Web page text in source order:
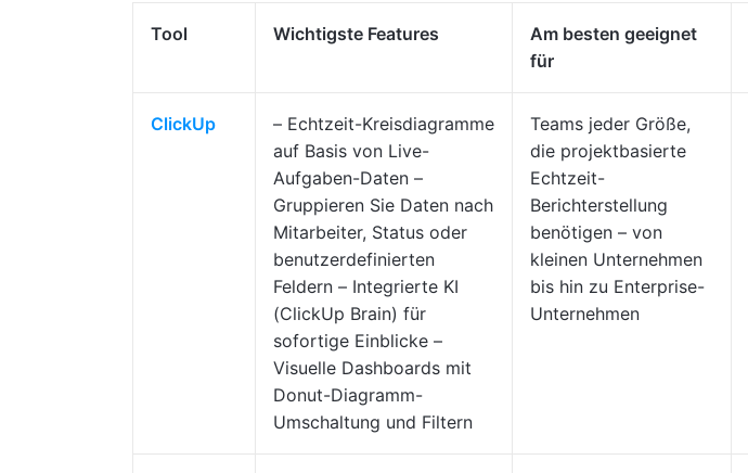
Tool Wichtigste Features
Am besten geeignet
für
ClickUp
– Echtzeit-Kreisdiagramme
auf Basis von Live-
Aufgaben-Daten –
Gruppieren Sie Daten nach
Mitarbeiter, Status oder
benutzerdefinierten
Feldern – Integrierte KI
(ClickUp Brain) für
sofortige Einblicke –
Visuelle Dashboards mit
Donut-Diagramm-
Umschaltung und Filtern
Teams jeder Größe,
die projektbasierte
Echtzeit-
Berichterstellung
benötigen – von
kleinen Unternehmen
bis hin zu Enterprise-
Unternehmen